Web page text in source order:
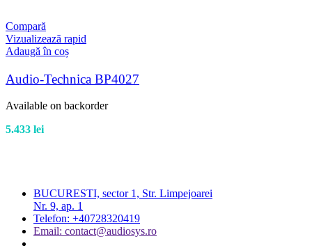
Compară
Vizualizează rapid
Adaugă în coș
Audio-Technica BP4027
Available on backorder
5.433 lei
BUCURESTI, sector 1, Str. Limpejoarei
Nr. 9, ap. 1
Telefon: +40728320419
Email: contact@audiosys.ro